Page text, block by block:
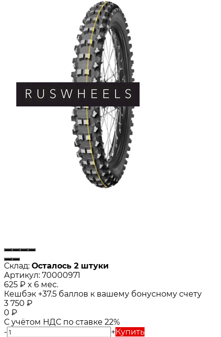
Склад: Осталось 2 штуки
Артикул: 70000971
625 ₽ x 6 мес.
Кешбэк +37.5 баллов к вашему бонусному счету
3 750 ₽
0 ₽
С учётом НДС по ставке 22%
-
+Купить